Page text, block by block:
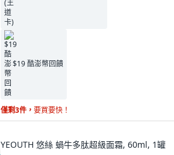
$19 酷澎幣回饋
僅剩3件， 要買要快！
YEOUTH 悠絲 蝸牛多肽超級面霜, 60ml, 1罐